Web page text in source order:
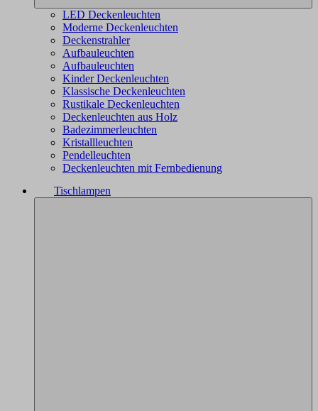
LED Deckenleuchten
Moderne Deckenleuchten
Deckenstrahler
Aufbauleuchten
Aufbauleuchten
Kinder Deckenleuchten
Klassische Deckenleuchten
Rustikale Deckenleuchten
Deckenleuchten aus Holz
Badezimmerleuchten
Kristallleuchten
Pendelleuchten
Deckenleuchten mit Fernbedienung
Tischlampen